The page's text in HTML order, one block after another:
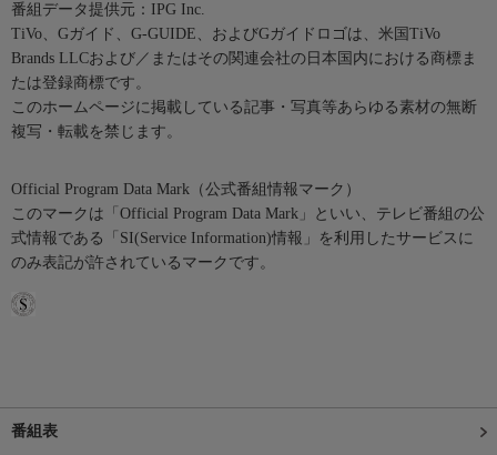
番組データ提供元：IPG Inc.
TiVo、Gガイド、G-GUIDE、およびGガイドロゴは、米国TiVo
Brands LLCおよび／またはその関連会社の日本国内における商標ま
たは登録商標です。
このホームページに掲載している記事・写真等あらゆる素材の無断
複写・転載を禁じます。
Official Program Data Mark（公式番組情報マーク）
このマークは「Official Program Data Mark」といい、テレビ番組の公
式情報である「SI(Service Information)情報」を利用したサービスに
のみ表記が許されているマークです。
番組表